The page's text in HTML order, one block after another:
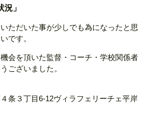
況」
ただいた事が少しでも為になったと思
です。
会を頂いた監督・コーチ・学校関係者
ございました。
条３丁目6-12ヴィラフェリーチェ平岸